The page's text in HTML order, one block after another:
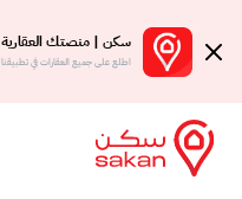
سكن | منصتك العقارية
اطلع على جميع العقارات في تطبيقنا